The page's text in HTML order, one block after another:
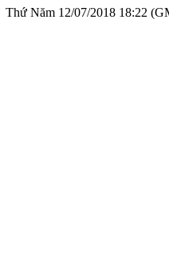
Thứ Năm 12/07/2018 18:22